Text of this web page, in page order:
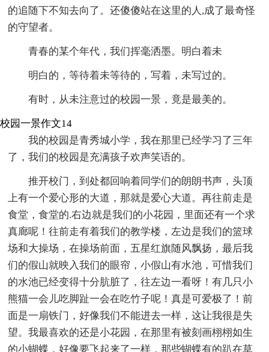
的追随下不知去向了。还傻傻站在这里的人,成了最奇怪
的守望者。
青春的某个年代，我们挥毫洒墨。明白着未
明白的，等待着未等待的，写着，未写过的。
有时，从未注意过的校园一景，竟是最美的。
校园一景作文14
我的校园是青秀城小学，我在那里已经学习了三年
了，我们的校园是充满孩子欢声笑语的。
推开校门，到处都回响着同学们的朗朗书声，头顶
上有一个爱心形的大道，那就是爱心大道。再往前走是
食堂，食堂的.右边就是我们的小花园，里面还有一个求
真廊呢！往前走有着我们的教学楼，左边是我们的篮球
场和大操场，在操场前面，五星红旗随风飘扬，最后我
们的假山就映入我们的眼帘，小假山有水池，可惜我们
的水池已经变得十分肮脏了，往左边一看呀！有几只小
熊猫一会儿吃脚趾一会在吃竹子呢！真是可爱极了！前
面是一扇铁门，好像我们不能进去一样，这让我很是失
望。我最喜欢的还是小花园，在那里有被刻画栩栩如生
的小蝴蝶，好像要飞起来了一样，那些蝴蝶有的趴在草